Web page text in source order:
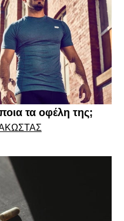
τα οφέλη της;